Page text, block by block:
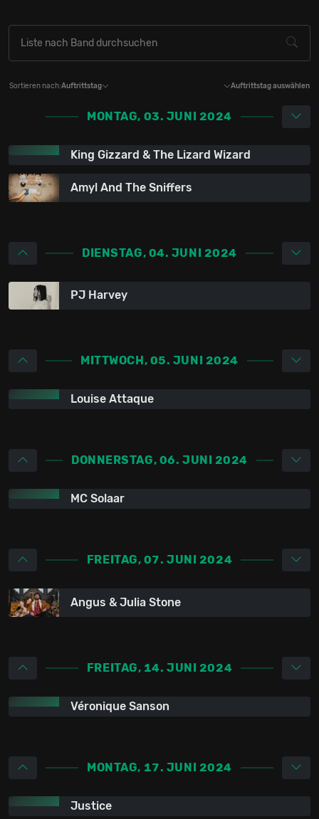
Sortieren nach:Auftrittstag Auftrittstag auswählen
MONTAG, 03. JUNI 2024
King Gizzard & The Lizard Wizard
Amyl And The Sniffers
DIENSTAG, 04. JUNI 2024
PJ Harvey
MITTWOCH, 05. JUNI 2024
Louise Attaque
DONNERSTAG, 06. JUNI 2024
MC Solaar
FREITAG, 07. JUNI 2024
Angus & Julia Stone
FREITAG, 14. JUNI 2024
Véronique Sanson
MONTAG, 17. JUNI 2024
Justice